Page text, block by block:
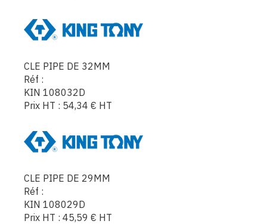
CLE PIPE DE 32MM
Réf :
KIN 108032D
Prix HT : 54,34 € HT
CLE PIPE DE 29MM
Réf :
KIN 108029D
Prix HT : 45,59 € HT